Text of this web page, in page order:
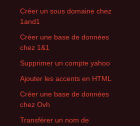
Créer un sous domaine chez
1and1
Créer une base de données
chez 1&1
Supprimer un compte yahoo
Ajouter les accents en HTML
Créer une base de données
chez Ovh
Transférer un nom de